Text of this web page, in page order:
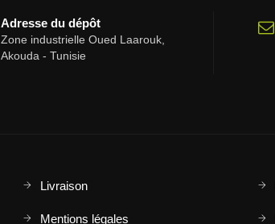
Adresse du dépôt
Zone industrielle Oued Laarouk,
Akouda - Tunisie
Livraison
Mentions légales